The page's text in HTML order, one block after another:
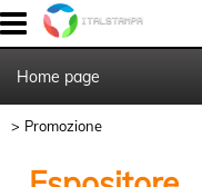
Home page
Chi Siamo
Promozione